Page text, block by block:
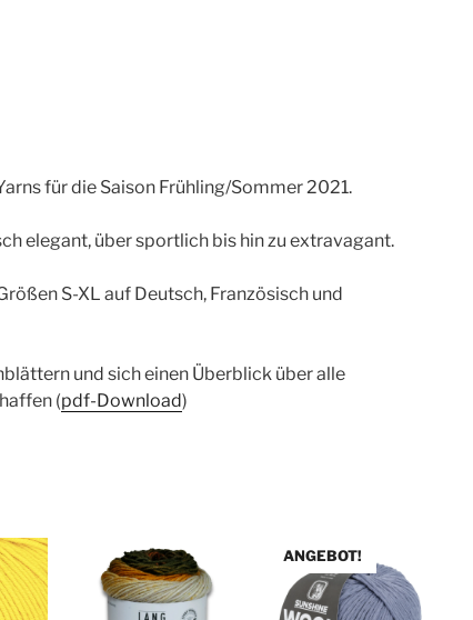
für die Saison Frühling/Sommer 2021.
elegant, über sportlich bis hin zu extravagant.
S-XL auf Deutsch, Französisch und
und sich einen Überblick über alle
(pdf-Download)
ANGEBOT!